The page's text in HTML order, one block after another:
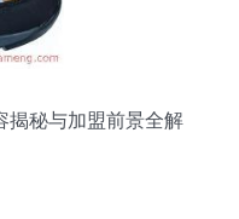
揭秘与加盟前景全解